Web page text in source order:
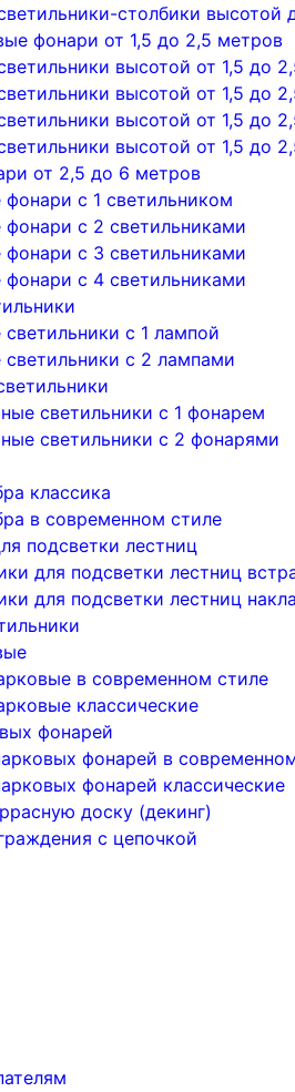
столбики высотой
фонари от 1,5 до 2,5 метров
высотой от 1,5 до
высотой от 1,5 до
высотой от 1,5 до
высотой от 1,5 до
от 2,5 до 6 метров
с 1 светильником
с 2 светильниками
с 3 светильниками
с 4 светильниками
с 1 лампой
c 2 лампами
светильники с 1 фонарем
светильники с 2 фонарями
классика
в современном стиле
подсветки лестниц
для подсветки лестниц
для подсветки лестниц
в современном стиле
классические
фонарей
фонарей в
фонарей классические
доску (декинг)
с цепочкой